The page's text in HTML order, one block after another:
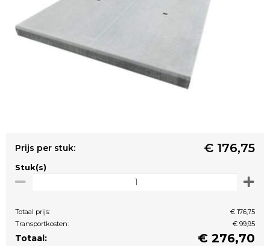
Prijs per stuk: € 176,75
Stuk(s)
Totaal prijs:
€ 176,75
Transportkosten:
€ 99,95
Totaal: € 276,70